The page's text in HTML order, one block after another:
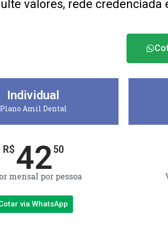
valores, rede
Individual
Plano Amil Dental
R$4250
mensal por pessoa
via WhatsApp